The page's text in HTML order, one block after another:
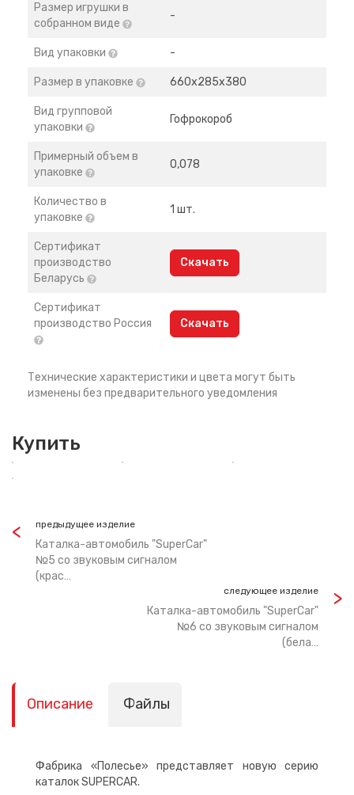
Размер игрушки в
собранном виде
-
Вид упаковки -
Размер в упаковке 660х285х380
Вид групповой
упаковки
Гофрокороб
Примерный объем в
упаковке
0,078
Количество в
упаковке
1 шт.
Сертификат
производство
Беларусь
Скачать
Сертификат
производство Россия
Скачать
Технические характеристики и цвета могут быть
изменены без предварительного уведомления
Купить
предыдущее изделие
Каталка-автомобиль "SuperCar"
№5 со звуковым сигналом
(крас…
следующее изделие
Каталка-автомобиль "SuperCar"
№6 со звуковым сигналом
(бела…
Описание Файлы
Фабрика «Полесье» представляет новую серию
каталок SUPERCAR.